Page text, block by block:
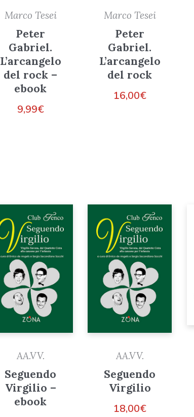
Marco Tesei
Peter
Gabriel.
L’arcangelo
del rock –
ebook
9,99€
Marco Tesei
Peter
Gabriel.
L’arcangelo
del rock
16,00€
AA.VV.
Seguendo
Virgilio –
ebook
AA.VV.
Seguendo
Virgilio
18,00€